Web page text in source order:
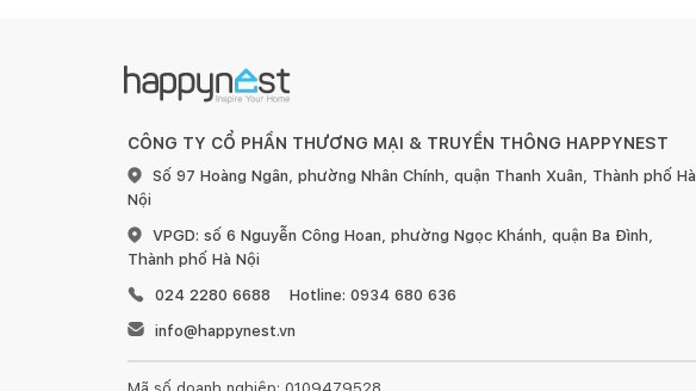
CÔNG TY CỔ PHẦN THƯƠNG MẠI & TRUYỀN THÔNG HAPPYNEST
Số 97 Hoàng Ngân, phường Nhân Chính, quận Thanh Xuân, Thành phố Hà
Nội
VPGD: số 6 Nguyễn Công Hoan, phường Ngọc Khánh, quận Ba Đình,
Thành phố Hà Nội
024 2280 6688
Hotline: 0934 680 636
info@happynest.vn